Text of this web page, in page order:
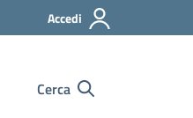
Accedi
Cerca